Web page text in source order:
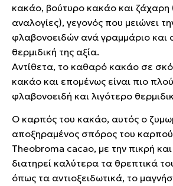
κακάο, βούτυρο κακάο και ζάχαρη
αναλογίες), γεγονός που μειώνει
φλαβονοειδών ανά γραμμάριο και
θερμιδική της αξία.
Αντίθετα, το καθαρό κακάο σε
κακάο και επομένως είναι πιο
φλαβονοειδή και λιγότερο
Ο καρπός του κακάο, αυτός ο
αποξηραμένος σπόρος του
Theobroma cacao, με την πικρή
διατηρεί καλύτερα τα θρεπτικά
όπως τα αντιοξειδωτικά, το